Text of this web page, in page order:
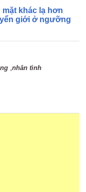
khác lạ hơn
giới ở ngưỡng
,nhân tình